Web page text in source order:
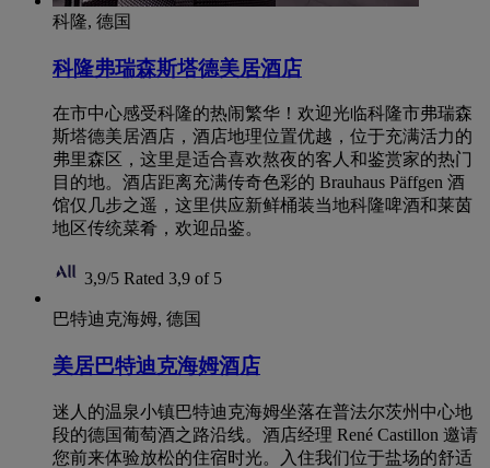
科隆, 德国
科隆弗瑞森斯塔德美居酒店
在市中心感受科隆的热闹繁华！欢迎光临科隆市弗瑞森
斯塔德美居酒店，酒店地理位置优越，位于充满活力的
弗里森区，这里是适合喜欢熬夜的客人和鉴赏家的热门
目的地。酒店距离充满传奇色彩的 Brauhaus Päffgen 酒
馆仅几步之遥，这里供应新鲜桶装当地科隆啤酒和莱茵
地区传统菜肴，欢迎品鉴。
3,9/5 Rated 3,9 of 5
巴特迪克海姆, 德国
美居巴特迪克海姆酒店
迷人的温泉小镇巴特迪克海姆坐落在普法尔茨州中心地
段的德国葡萄酒之路沿线。酒店经理 René Castillon 邀请
您前来体验放松的住宿时光。入住我们位于盐场的舒适